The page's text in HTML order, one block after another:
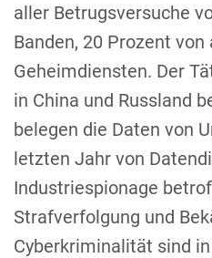
aller Betrugsversuche
Banden, 20 Prozent
Geheimdiensten. Der
in China und Russland
belegen die Daten von
letzten Jahr von
Industriespionage
Strafverfolgung und
Cyberkriminalität sind